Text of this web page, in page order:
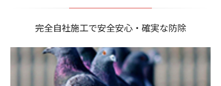
2026/04/23
愛知県の製造現…
完全自社施工で安全安心・確実な防除